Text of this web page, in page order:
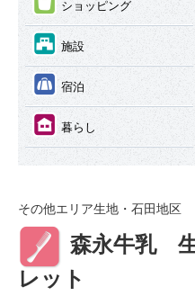
ショッピング
⑦ 施設
⑨ 宿泊
⑪ 暮らし
その他エリア生地・石田地区
②
森永牛乳
レット